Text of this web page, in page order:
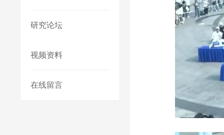
研究论坛
视频资料
在线留言